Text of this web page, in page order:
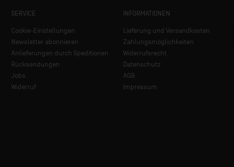
SERVICE
Cookie-Einstellungen
Newsletter abonnieren
Anlieferungen durch Speditionen
Rücksendungen
Jobs
Widerruf
INFORMATIONEN
Lieferung und Versandkosten
Zahlungsmöglichkeiten
Widerrufsrecht
Datenschutz
AGB
Impressum